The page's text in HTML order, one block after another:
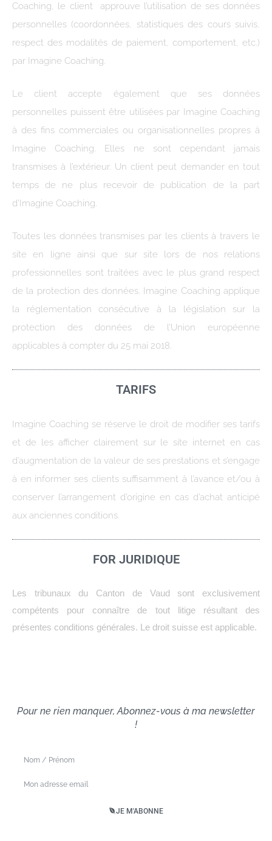
Coaching, le client approuve l’utilisation de ses données
personnelles (coordonnées, statistiques des cours suivis,
respect des modalités de paiement, comportement, etc.)
par Imagine Coaching.
Le client accepte également que ses données
personnelles puissent être utilisées par Imagine Coaching
à des fins commerciales ou organisationnelles propres à
Imagine Coaching. Elles ne sont cependant jamais
transmises à l’extérieur. Un client peut demander en tout
temps de ne plus recevoir de publication de la part
d’Imagine Coaching.
Toutes les données transmises par les clients à travers le
site en ligne ainsi que sur site lors de nos relations
professionnelles sont traitées avec le plus grand respect
de la protection des données. Imagine Coaching applique
la réglementation consécutive à la législation sur la
protection des données de l’Union européenne
applicables à compter du 25 mai 2018.
TARIFS
Imagine Coaching se réserve le droit de modifier ses tarifs
et de les afficher clairement sur le site internet en cas
d’augmentation de la valeur de ses prestations et s’engage
à en informer ses clients suffisamment à l’avance et/ou à
conserver l’arrangement d’origine en cas d’achat anticipé
aux anciennes conditions.
FOR JURIDIQUE
Les tribunaux du Canton de Vaud sont exclusivement
compétents pour connaître de tout litige résultant des
présentes conditions générales. Le droit suisse est applicable.
Pour ne rien manquer, Abonnez-vous à ma newsletter
!
Prénom
JE M'ABONNE